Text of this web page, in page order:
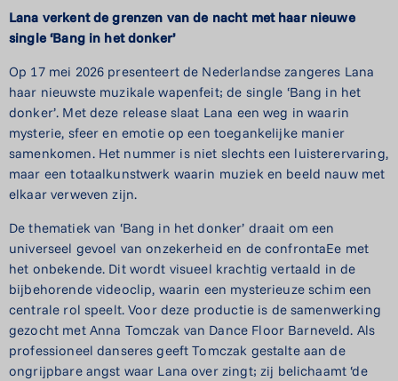
Lana verkent de grenzen van de nacht met haar nieuwe
single ‘Bang in het donker’
Op 17 mei 2026 presenteert de Nederlandse zangeres Lana
haar nieuwste muzikale wapenfeit; de single ‘Bang in het
donker’. Met deze release slaat Lana een weg in waarin
mysterie, sfeer en emotie op een toegankelijke manier
samenkomen. Het nummer is niet slechts een luisterervaring,
maar een totaalkunstwerk waarin muziek en beeld nauw met
elkaar verweven zijn.
De thematiek van ‘Bang in het donker’ draait om een
universeel gevoel van onzekerheid en de confrontaEe met
het onbekende. Dit wordt visueel krachtig vertaald in de
bijbehorende videoclip, waarin een mysterieuze schim een
centrale rol speelt. Voor deze productie is de samenwerking
gezocht met Anna Tomczak van Dance Floor Barneveld. Als
professioneel danseres geeft Tomczak gestalte aan de
ongrijpbare angst waar Lana over zingt; zij belichaamt ‘de